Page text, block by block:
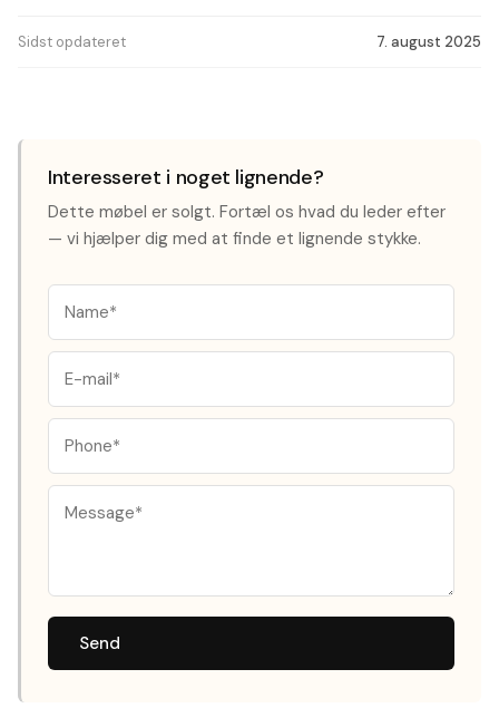
Sidst opdateret 7. august 2025
Interesseret i noget lignende?
Dette møbel er solgt. Fortæl os hvad du leder efter
— vi hjælper dig med at finde et lignende stykke.
Send